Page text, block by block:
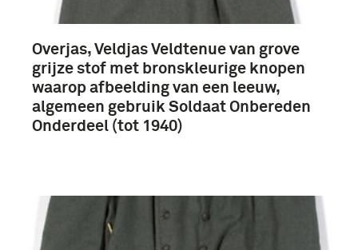
Overjas, Veldjas Veldtenue van grove
grijze stof met bronskleurige knopen
waarop afbeelding van een leeuw,
algemeen gebruik Soldaat Onbereden
Onderdeel (tot 1940)